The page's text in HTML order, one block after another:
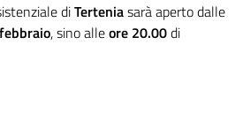
diTerteniasarà aperto dalle
, sino alleore 20.00di